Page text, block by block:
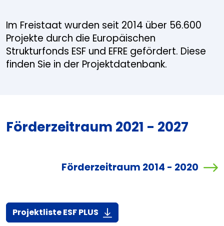
Im Freistaat wurden seit 2014 über 56.600
Projekte durch die Europäischen
Strukturfonds ESF und EFRE gefördert. Diese
finden Sie in der Projektdatenbank.
Förderzeitraum 2021 - 2027
Förderzeitraum 2014 - 2020
Projektliste ESF PLUS (916,7 KiB)